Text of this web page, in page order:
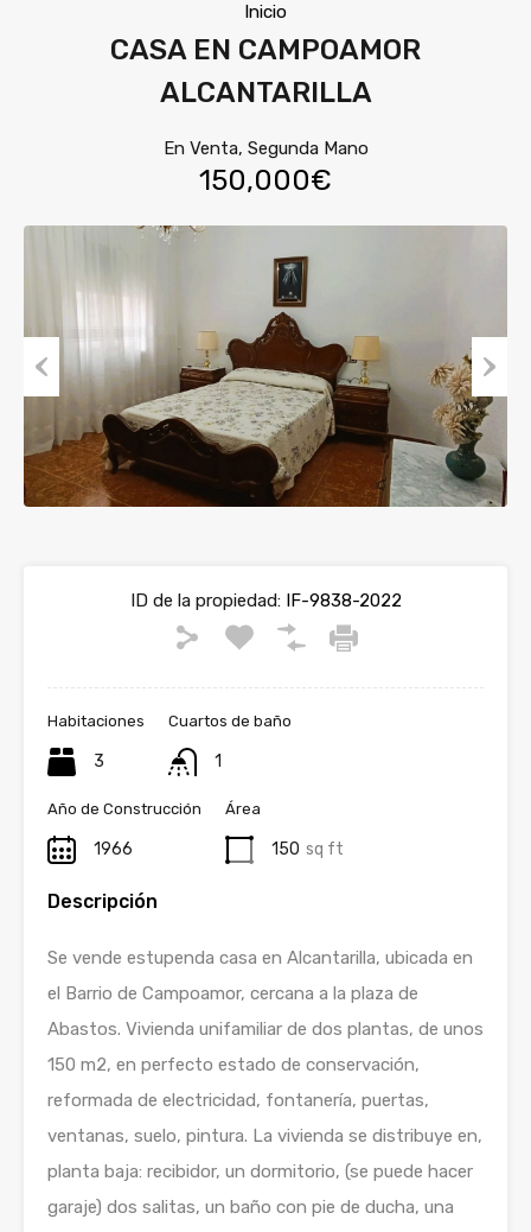
Inicio
CASA EN CAMPOAMOR
ALCANTARILLA
En Venta, Segunda Mano
150,000€
Previous Next
ID de la propiedad:IF-9838-2022
Habitaciones
3
Cuartos de baño
1
Año de Construcción
1966
Área
150 sq ft
Descripción
Se vende estupenda casa en Alcantarilla, ubicada en
el Barrio de Campoamor, cercana a la plaza de
Abastos. Vivienda unifamiliar de dos plantas, de unos
150 m2, en perfecto estado de conservación,
reformada de electricidad, fontanería, puertas,
ventanas, suelo, pintura. La vivienda se distribuye en,
planta baja: recibidor, un dormitorio, (se puede hacer
garaje) dos salitas, un baño con pie de ducha, una